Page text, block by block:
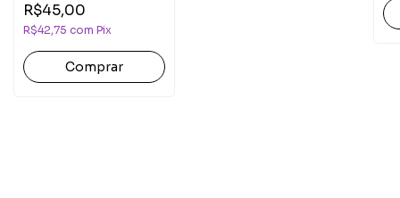
R$45,00
R$42,75 com Pix